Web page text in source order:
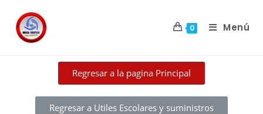
0 Menú
Regresar a la pagina Principal
Regresar a Utiles Escolares y suministros